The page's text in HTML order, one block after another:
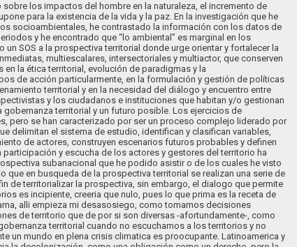
los impactos del hombre en la naturaleza, el incremento de
para la existencia de la vida y la paz. En la investigación que he
socioambientales, he contrastado la información con los datos de
y he encontrado que “lo ambiental” es marginal en los
SOS a la prospectiva territorial donde urge orientar y fortalecer la
multiescalares, intersectoriales y multiactor, que conserven
la ética territorial, evolución de paradigmas y la
de acción particularmente, en la formulación y gestión de políticas
territorial y en la necesidad del diálogo y encuentro entre
y los ciudadanos e instituciones que habitan y/o gestionan
gobernanza territorial y un futuro posible. Los ejercicios de
pero se han caracterizado por ser un proceso complejo liderado por
delimitan el sistema de estudio, identifican y clasifican variables,
de actores, construyen escenarios futuros probables y definen
participación y escucha de los actores y gestores del territorio ha
subanacional que he podido asistir o de los cuales he visto
que en busqueda de la prospectiva territorial se realizan una serie de
de territorializar la prospectiva, sin embargo, el dialogo que permite
es incipiente, creeria que nulo, pues lo que prima es la receta de
alli empieza mi desasosiego, como tomamos decisiones
de territorio que de por si son diversas -afortundamente-, como
territorial cuando no escuchamos a los territorios y no
un mundo en plena crisis climatica es proocupante. Latinoamerica y